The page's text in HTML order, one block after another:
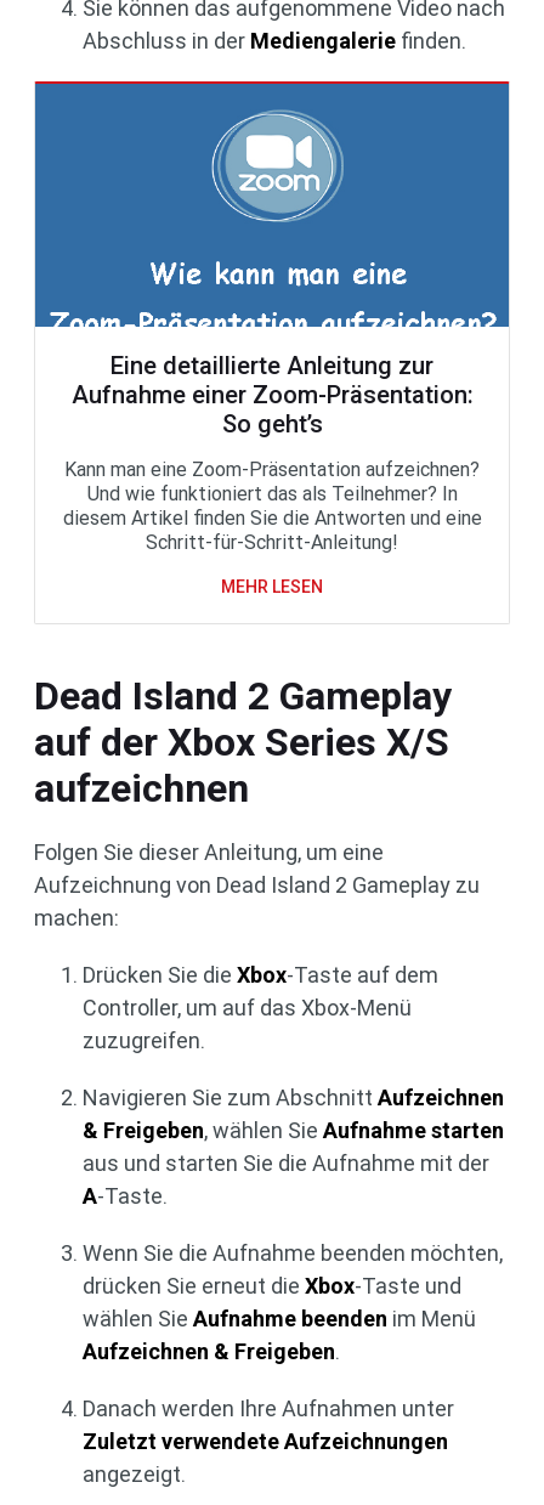
Sie können das aufgenommene Video nach
Abschluss in der Mediengalerie finden.
Eine detaillierte Anleitung zur
Aufnahme einer Zoom-Präsentation:
So geht’s
Kann man eine Zoom-Präsentation aufzeichnen?
Und wie funktioniert das als Teilnehmer? In
diesem Artikel finden Sie die Antworten und eine
Schritt-für-Schritt-Anleitung!
MEHR LESEN
Dead Island 2 Gameplay
auf der Xbox Series X/S
aufzeichnen
Folgen Sie dieser Anleitung, um eine
Aufzeichnung von Dead Island 2 Gameplay zu
machen:
Drücken Sie die Xbox-Taste auf dem
Controller, um auf das Xbox-Menü
zuzugreifen.
Navigieren Sie zum Abschnitt Aufzeichnen
& Freigeben, wählen Sie Aufnahme starten
aus und starten Sie die Aufnahme mit der
A-Taste.
Wenn Sie die Aufnahme beenden möchten,
drücken Sie erneut die Xbox-Taste und
wählen Sie Aufnahme beenden im Menü
Aufzeichnen & Freigeben.
Danach werden Ihre Aufnahmen unter
Zuletzt verwendete Aufzeichnungen
angezeigt.